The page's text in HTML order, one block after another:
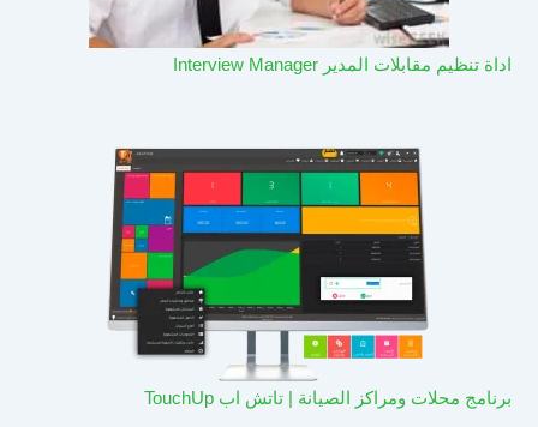
اداة تنظيم مقابلات المدير Interview Manager
برنامج محلات ومراكز الصيانة | تاتش اب TouchUp